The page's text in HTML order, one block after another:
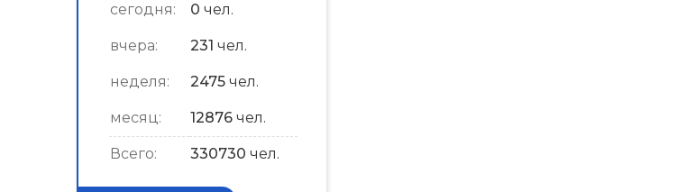
сегодня: 0 чел.
вчера: 231 чел.
неделя: 2475 чел.
месяц: 12876 чел.
Всего: 330730 чел.